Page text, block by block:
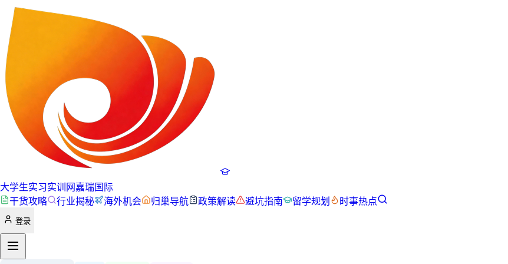
大学生实习实训网嘉瑞国际
干货攻略
行业揭秘 海外机会 归巢导航 政策解读 避坑指南 留学规划 时事热点
登录